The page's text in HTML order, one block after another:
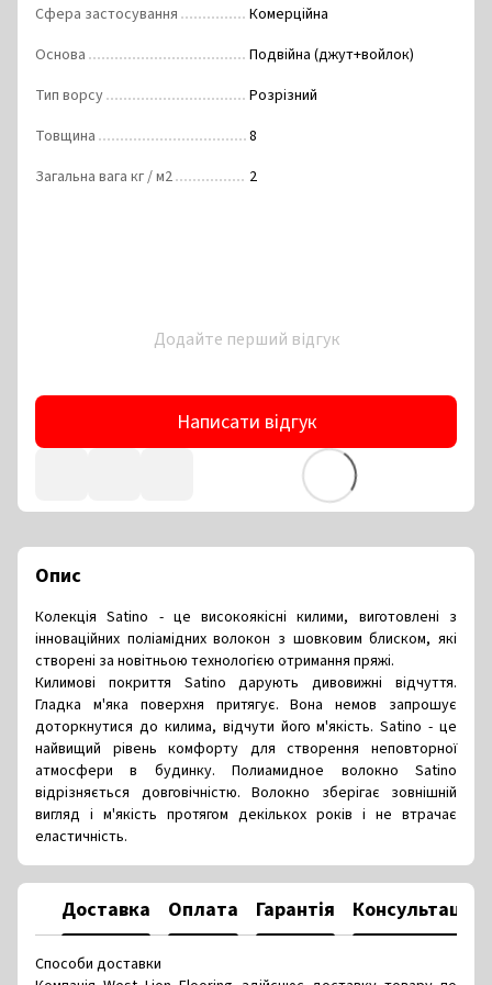
Сфера застосування
Комерційна
Основа
Подвійна (джут+войлок)
Тип ворсу
Розрізний
Товщина
8
Загальна вага кг / м2
2
Додайте перший відгук
Написати відгук
Опис
Колекція Satino - це високоякісні килими, виготовлені з
інноваційних поліамідних волокон з шовковим блиском, які
створені за новітньою технологією отримання пряжі.
Килимові покриття Satino дарують дивовижні відчуття.
Гладка м'яка поверхня притягує. Вона немов запрошує
доторкнутися до килима, відчути його м'якість. Satino - це
найвищий рівень комфорту для створення неповторної
атмосфери в будинку. Полиамидное волокно Satino
відрізняється довговічністю. Волокно зберігає зовнішній
вигляд і м'якість протягом декількох років і не втрачає
еластичність.
Доставка Оплата Гарантія Консультація
Способи доставки